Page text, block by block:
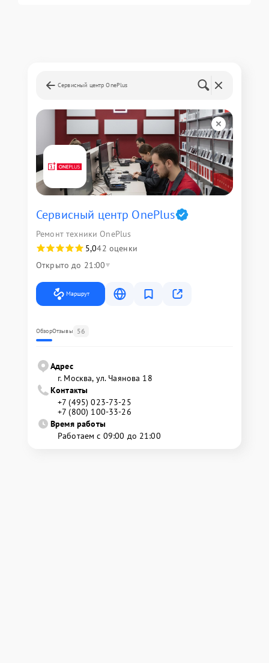
Сервисный центр OnePlus
Сервисный центр OnePlus
Ремонт техники OnePlus
5,042 оценки
Открыто до 21:00
Маршрут
ОбзорОтзывы 56
Адрес
г. Москва, ул. Чаянова 18
Контакты
+7 (495) 023-73-25
+7 (800) 100-33-26
Время работы
Работаем с 09:00 до 21:00